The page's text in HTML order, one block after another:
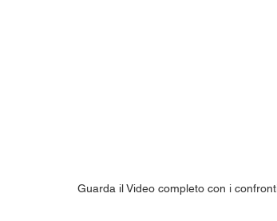
Guarda il Video completo con i